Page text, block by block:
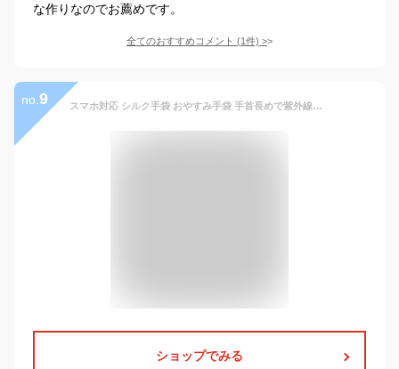
な作りなのでお薦めです。
全てのおすすめコメント (1件) >
no. 9 スマホ対応 シルク手袋 おやすみ手袋 手首長めで紫外線対策 UVカット レディース メンズ 手荒れ 就寝用 ロング 日焼け止め 乾燥 紫外線 手袋 夏 手袋 涼感 ナイト手袋【FM-1〜6】
ショップでみる